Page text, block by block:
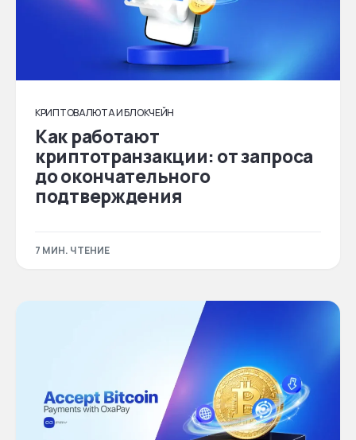
КРИПТОВАЛЮТА И БЛОКЧЕЙН
Как работают
криптотранзакции: от запроса
до окончательного
подтверждения
7 МИН. ЧТЕНИЕ